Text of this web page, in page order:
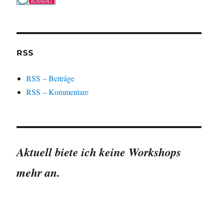
RSS
RSS – Beiträge
RSS – Kommentare
Aktuell biete ich keine Workshops
mehr an.